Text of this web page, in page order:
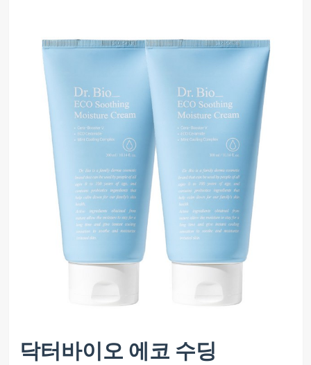
닥터바이오 에코 수딩